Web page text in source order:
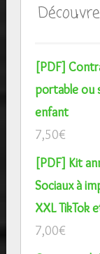
[PDF]
portable ou
enfant
7,50€
[PDF] Kit
Sociaux à
XXL TikTok
7,00€